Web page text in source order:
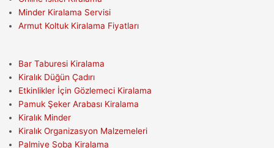
Minder Kiralama Servisi
Armut Koltuk Kiralama Fiyatları
Bar Taburesi Kiralama
Kiralık Düğün Çadırı
Etkinlikler İçin Gözlemeci Kiralama
Pamuk Şeker Arabası Kiralama
Kiralık Minder
Kiralık Organizasyon Malzemeleri
Palmiye Soba Kiralama